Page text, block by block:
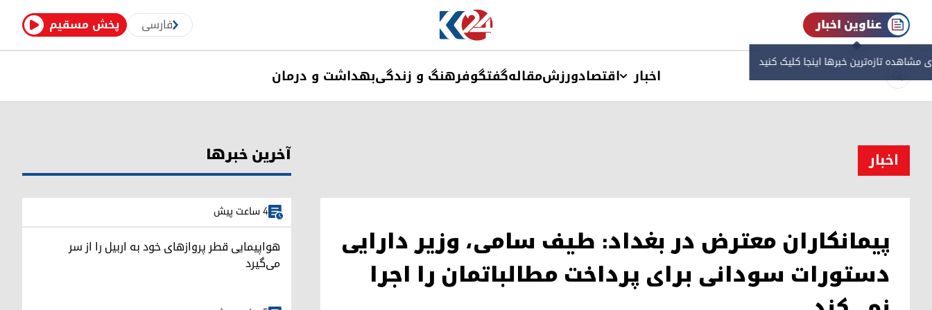
پخش مسقیم فارسی عناوین اخبار
مشاهده‌ تازه‌ترین خبرها اینجا کلیک کنید
اخبار اقتصادورزشمقالهگفتگوفرهنگ و زندگیبهداشت و درمان
اخبار
پیمانکاران معترض در بغداد: طیف سامی، وزیر دارایی
دستورات سودانی برای پرداخت مطالباتمان را اجرا
آخرین خبرها
4 ساعت پیش
هواپیمایی قطر پروازهای خود به اربیل را از سر
می‌گیرد